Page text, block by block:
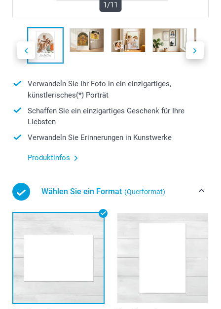
1/11
Verwandeln Sie Ihr Foto in ein einzigartiges,
künstlerisches(*) Porträt
Schaffen Sie ein einzigartiges Geschenk für Ihre
Liebsten
Verwandeln Sie Erinnerungen in Kunstwerke
Produktinfos
Wählen Sie ein Format (Querformat)